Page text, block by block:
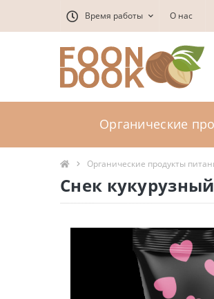
Время работы О нас
Органические
Органические продукты
Снек